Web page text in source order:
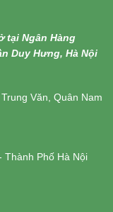
tại Ngân Hàng
Duy Hưng, Hà Nội
Văn, Quân Nam
Phố Hà Nội